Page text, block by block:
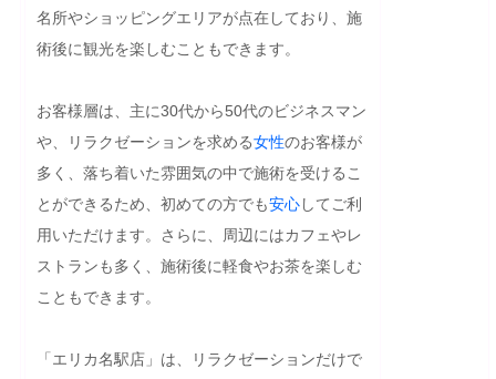
名所やショッピングエリアが点在しており、施
術後に観光を楽しむこともできます。
お客様層は、主に30代から50代のビジネスマン
や、リラクゼーションを求める女性のお客様が
多く、落ち着いた雰囲気の中で施術を受けるこ
とができるため、初めての方でも安心してご利
用いただけます。さらに、周辺にはカフェやレ
ストランも多く、施術後に軽食やお茶を楽しむ
こともできます。
「エリカ名駅店」は、リラクゼーションだけで